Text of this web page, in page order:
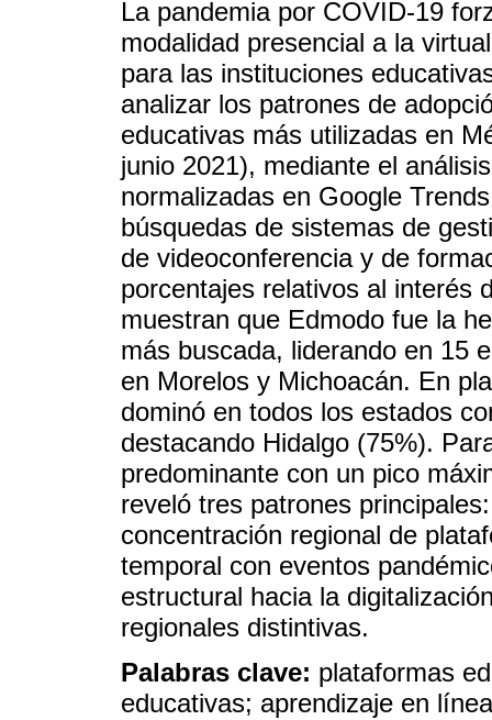
La pandemia por COVID-19
modalidad presencial a la
para las instituciones
analizar los patrones de
educativas más utilizadas en
junio 2021), mediante el
normalizadas en Google
búsquedas de sistemas de
de videoconferencia y de
porcentajes relativos al interés
muestran que Edmodo fue la
más buscada, liderando en 15
en Morelos y Michoacán. En
dominó en todos los estados
destacando Hidalgo (75%).
predominante con un pico
reveló tres patrones
concentración regional de
temporal con eventos
estructural hacia la
regionales distintivas.
Palabras clave: plataformas
educativas; aprendizaje en